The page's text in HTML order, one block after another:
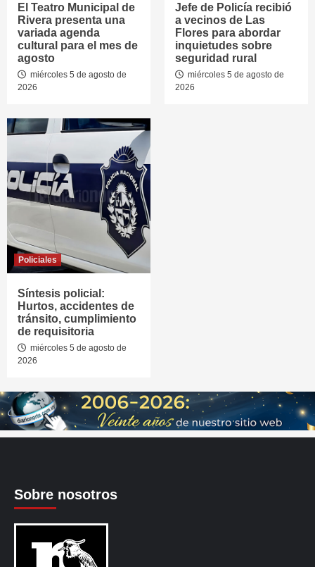
El Teatro Municipal de
Rivera presenta una
variada agenda
cultural para el mes de
agosto
miércoles 5 de agosto de
2026
Jefe de Policía recibió
a vecinos de Las
Flores para abordar
inquietudes sobre
seguridad rural
miércoles 5 de agosto de
2026
Policiales
Síntesis policial:
Hurtos, accidentes de
tránsito, cumplimiento
de requisitoria
miércoles 5 de agosto de
2026
Sobre nosotros